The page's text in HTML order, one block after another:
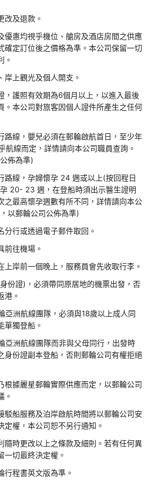
改及退款。
優惠均視乎機位、艙房及酒店房間之供應
確定訂位後之價格為準。本公司保留一切
。
岸上觀光及個人開支。
，護照有效期為6個月以上，以進入最後
。本公司對旅客因個人證件所產生之任何
路線，嬰兒必須在郵輪啟航首日，至少年
航線而定，詳情請向本公司職員查詢。
佈為準)
路線，孕婦懷孕 24 週或以上(按回程日
20- 23 週，在登船時須出示醫生證明
之最高懷孕週數有所不同，詳情請向本公
以郵輪公司公佈為準)
行或透過電子郵件取回。
前往機場。
岸前一個晚上，服務員會先收取行李。
份證)，必須帶同原居地的機票出發，否
港。
亞洲航線團隊，必須與18歲以上成人同
單獨登船。
亞洲航線團隊而非與父母同行，出發時
身份證副本登船，否則郵輪公司有權拒絕
根據麗星郵輪實際供應而定，以郵輪公司
。
駁船服務及泊岸啟航時間將以郵輪公司安
權，本公司恕不另行通知。
隨時更改以上之條款及細則。若有任何異
一切最終決定權。
行程書英文版為準。